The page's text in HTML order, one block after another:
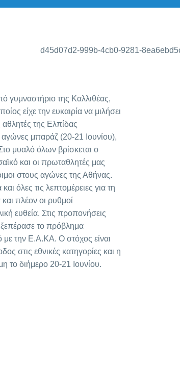
γυμναστήριο της Καλλιθέας,
είχε την ευκαιρία να μιλήσει
της Ελπίδας
μπαράζ (20-21 Ιουνίου),
μυαλό όλων βρίσκεται ο
και οι πρωταθλητές μας
στους αγώνες της Αθήνας.
όλες τις λεπτομέρειες για τη
πλέον οι ρυθμοί
ευθεία. Στις προπονήσεις
το πρόβλημα
με την Ε.Α.ΚΑ. Ο στόχος είναι
στις εθνικές κατηγορίες και η
το διήμερο 20-21 Ιουνίου.